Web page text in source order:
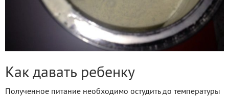
Как давать ребенку
Полученное питание необходимо остудить до температуры